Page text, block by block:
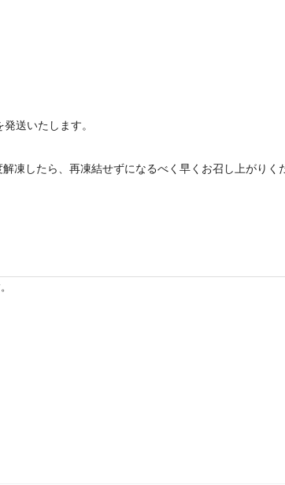
送いたします。
凍したら、再凍結せずになるべく早くお召し上がりく